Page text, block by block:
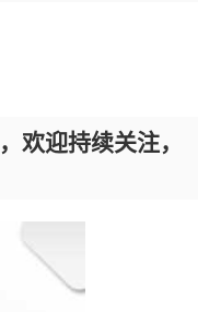
，欢迎持续关注，